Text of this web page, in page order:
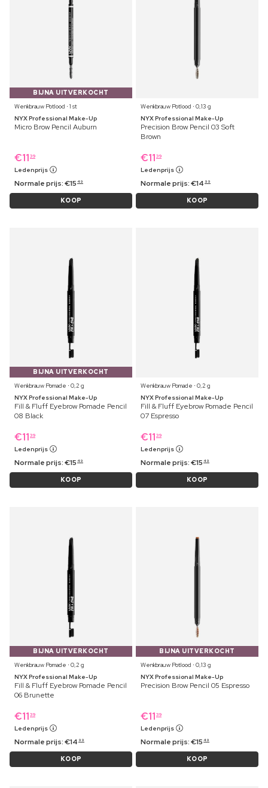
BIJNA UITVERKOCHT
Wenkbrauw Potlood ⋅ 1 st
NYX Professional Make-Up
Micro Brow Pencil Auburn
€11 39
Ledenprijs
Normale prijs:€15 49
KOOP
Wenkbrauw Potlood ⋅ 0,13 g
NYX Professional Make-Up
Precision Brow Pencil 03 Soft
Brown
€11 39
Ledenprijs
Normale prijs:€14 99
KOOP
BIJNA UITVERKOCHT
Wenkbrauw Pomade ⋅ 0,2 g
NYX Professional Make-Up
Fill & Fluff Eyebrow Pomade Pencil
08 Black
€11 39
Ledenprijs
Normale prijs:€15 49
KOOP
Wenkbrauw Pomade ⋅ 0,2 g
NYX Professional Make-Up
Fill & Fluff Eyebrow Pomade Pencil
07 Espresso
€11 39
Ledenprijs
Normale prijs:€15 49
KOOP
BIJNA UITVERKOCHT
Wenkbrauw Pomade ⋅ 0,2 g
NYX Professional Make-Up
Fill & Fluff Eyebrow Pomade Pencil
06 Brunette
€11 39
Ledenprijs
Normale prijs:€14 99
KOOP
BIJNA UITVERKOCHT
Wenkbrauw Potlood ⋅ 0,13 g
NYX Professional Make-Up
Precision Brow Pencil 05 Espresso
€11 39
Ledenprijs
Normale prijs:€15 49
KOOP